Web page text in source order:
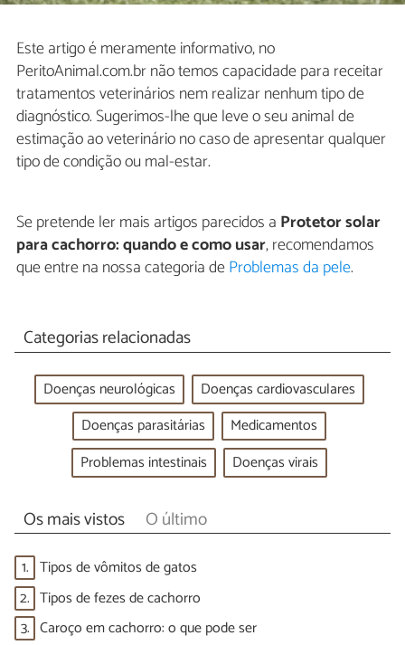
Este artigo é meramente informativo, no
PeritoAnimal.com.br não temos capacidade para receitar
tratamentos veterinários nem realizar nenhum tipo de
diagnóstico. Sugerimos-lhe que leve o seu animal de
estimação ao veterinário no caso de apresentar qualquer
tipo de condição ou mal-estar.
Se pretende ler mais artigos parecidos a Protetor solar
para cachorro: quando e como usar, recomendamos
que entre na nossa categoria deProblemas da pele.
Categorias relacionadas
Doenças neurológicas
Doenças cardiovasculares
Doenças parasitárias
Medicamentos
Problemas intestinais
Doenças virais
Os mais vistos O último
1. Tipos de vômitos de gatos
2. Tipos de fezes de cachorro
3. Caroço em cachorro: o que pode ser